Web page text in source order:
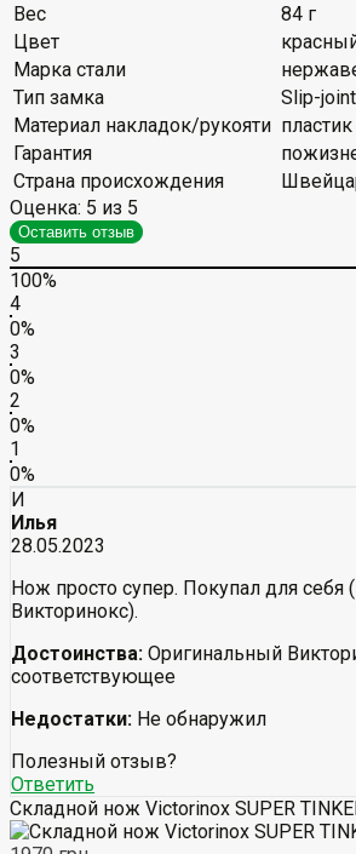
Вес
84 г
Цвет
Марка стали
Тип замка
Slip-joint
Материал накладок/рукояти пластик
Гарантия
Страна происхождения
Оценка: 5 из 5
Оставить отзыв
5
100%
4
0%
3
0%
2
0%
1
0%
И
Илья
28.05.2023
Нож просто супер. Покупал для себя
Викторинокс).
Достоинства: Оригинальный
соответствующее
Недостатки: Не обнаружил
Полезный отзыв?
Ответить
Складной нож Victorinox SUPER